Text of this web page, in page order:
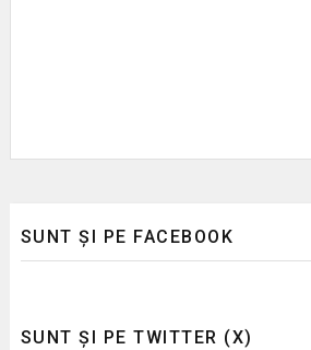
SUNT ȘI PE FACEBOOK
SUNT ȘI PE TWITTER (X)